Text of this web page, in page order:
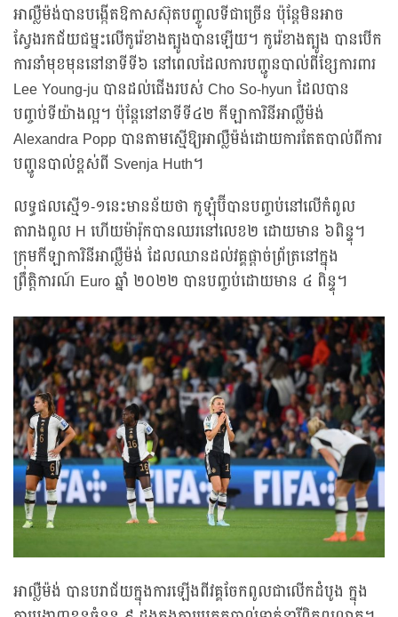
អាល្លឺម៉ង់បានបង្កើតឱកាសស៊ុតបញ្ចូលទីជាច្រើន ប៉ុន្តែមិនអាច
ស្វែងរកជ័យជម្នះលើកូរ៉េខាងត្បូងបានឡើយ។ កូរ៉េខាងត្បូង បានបើក
ការនាំមុខមុននៅនាទីទី៦ នៅពេលដែលការបញ្ជូនបាល់ពីខ្សែការពារ
Lee Young-ju បានដល់ជើងរបស់ Cho So-hyun ដែលបាន
បញ្ចប់ទីយ៉ាងល្អ។ ប៉ុន្តែនៅនាទីទី៤២ កីឡាការិនីអាល្លឺម៉ង់
Alexandra Popp បានតាមស្មើឱ្យអាល្លឺម៉ង់ដោយការតែតបាល់ពីការ
បញ្ជូនបាល់ខ្ពស់ពី Svenja Huth។
លទ្ធផលស្មើ១-១នេះមានន័យថា កូឡុំប៊ីបានបញ្ចប់នៅលើកំពូល
តារាងពូល H ហើយម៉ារ៉ុកបានឈរនៅលេខ២ ដោយមាន ៦ពិន្ទុ។
ក្រុមកីឡាការិនីអាល្លឺម៉ង់ ដែលឈានដល់វគ្គផ្ដាច់ព្រ័ត្រនៅក្នុង
ព្រឹត្តិការណ៍ Euro ឆ្នាំ ២០២២ បានបញ្ចប់ដោយមាន ៤ ពិន្ទុ។
អាល្លឺម៉ង់ បានបរាជ័យក្នុងការឡើងពីវគ្គចែកពូលជាលើកដំបូង ក្នុង